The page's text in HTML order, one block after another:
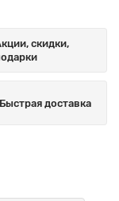
скидки,
Быстрая доставка